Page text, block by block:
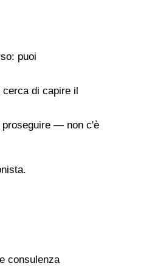
puoi
di capire il
proseguire — non c'è
consulenza